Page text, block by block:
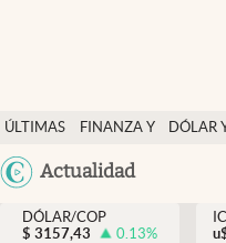
ÚLTIMAS
NOTICIAS
FINANZA Y
DÓLAR
Actualidad
Salud y nutrición
Vida espiritual
Actualidad
DÓLAR/COP
$ 3157,43 0.13%